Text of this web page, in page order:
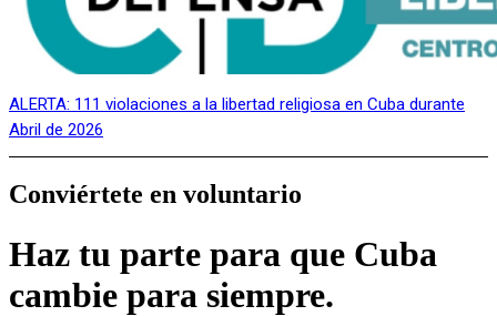
ALERTA: 111 violaciones a la libertad religiosa en Cuba durante
Abril de 2026
Conviértete en voluntario
Haz tu parte para que Cuba
cambie para siempre.